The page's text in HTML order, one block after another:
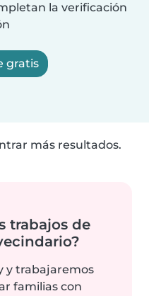
la verificación
gratis
más resultados.
trabajos de
y trabajaremos
familias con